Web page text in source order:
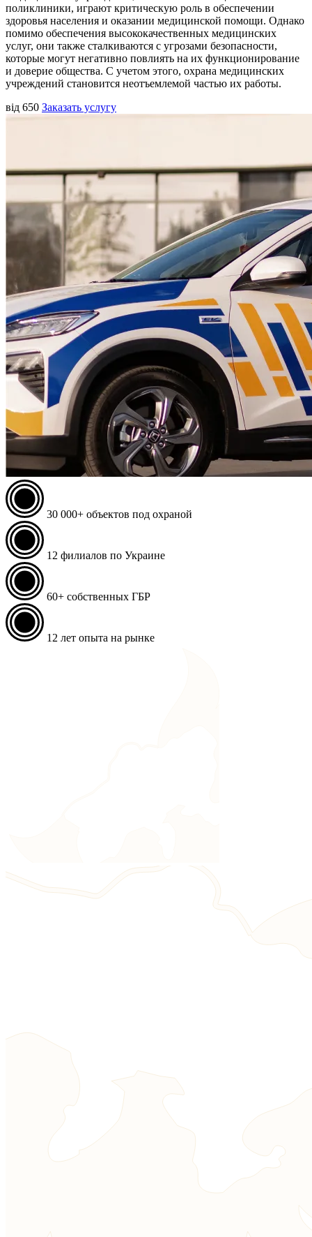
поликлиники, играют критическую роль в обеспечении
здоровья населения и оказании медицинской помощи. Однако
помимо обеспечения высококачественных медицинских
услуг, они также сталкиваются с угрозами безопасности,
которые могут негативно повлиять на их функционирование
и доверие общества. С учетом этого, охрана медицинских
учреждений становится неотъемлемой частью их работы.
від 650 Заказать услугу
30 000+ объектов под охраной
12 филиалов по Украине
60+ собственных ГБР
12 лет опыта на рынке